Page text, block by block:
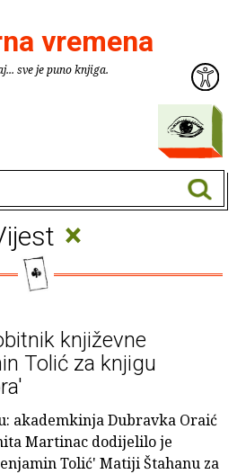
vremena
sve je puno knjiga.
×
književne
Tolić za knjigu
akademkinja Dubravka Oraić
Martinac dodijelilo je
Tolić' Matiji Štahanu za